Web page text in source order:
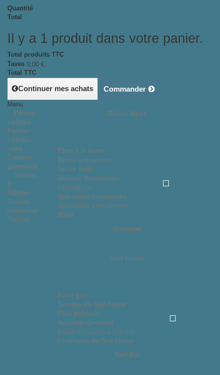
Quantité
Total
Il y a 1 produit dans votre panier.
Total produits TTC
Taxes 0,00 €
Total TTC
Continuer mes achats Commander
Rhône Alpes
Pâtes à la ferme
Bières artisanales
Jus de fruits
Huilerie Beaujolaise
Chataignes
Spécialités Lyonnaises
Spécialités ardéchoises
Miels
Bretagne
Sud-Ouest
Foies gras
Terrines du Sud-Ouest
Plats préparés
Accompagnement
Fruits rafraichis à l'alcool
Confitures du Sud-Ouest
Sud-Est
Menu
Paniers
cadeaux
Paniers
cadeaux
vides
Cadeaux
gourmands
Terrines
&
Rillettes
Terrines
lyonnaises
Terrines